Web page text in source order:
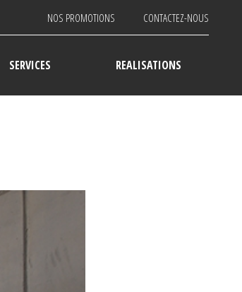
NOS PROMOTIONS CONTACTEZ-NOUS
SERVICES REALISATIONS